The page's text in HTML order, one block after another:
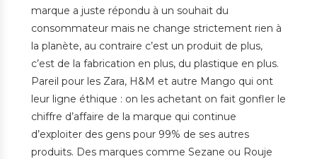
marque a juste répondu à un souhait du
consommateur mais ne change strictement rien à
la planète, au contraire c’est un produit de plus,
c’est de la fabrication en plus, du plastique en plus.
Pareil pour les Zara, H&M et autre Mango qui ont
leur ligne éthique : on les achetant on fait gonfler le
chiffre d’affaire de la marque qui continue
d’exploiter des gens pour 99% de ses autres
produits. Des marques comme Sezane ou Rouje